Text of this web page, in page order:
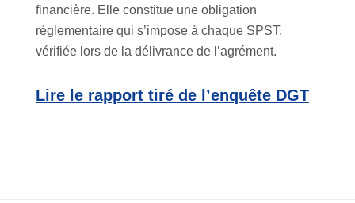
financière. Elle constitue une obligation
réglementaire qui s’impose à chaque SPST,
vérifiée lors de la délivrance de l’agrément.
Lire le rapport tiré de l’enquête DGT